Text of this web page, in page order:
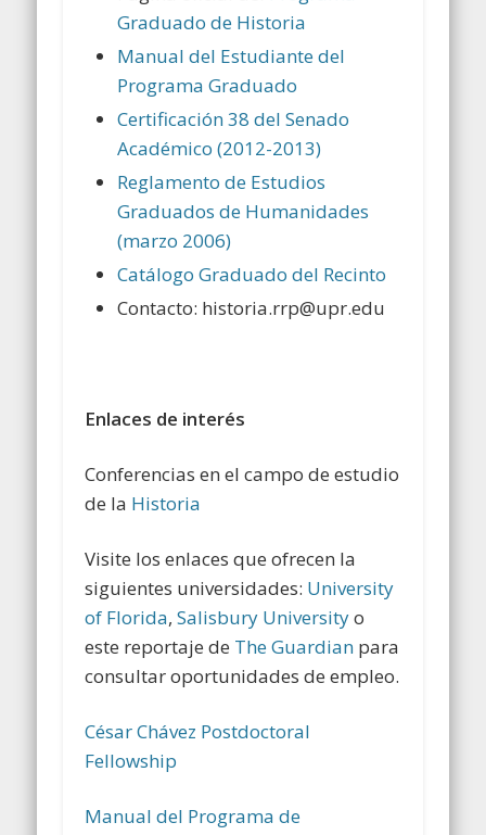
Graduado de Historia
Manual del Estudiante del
Programa Graduado
Certificación 38 del Senado
Académico (2012-2013)
Reglamento de Estudios
Graduados de Humanidades
(marzo 2006)
Catálogo Graduado del Recinto
Contacto: historia.rrp@upr.edu
Enlaces de interés
Conferencias en el campo de estudio
de la Historia
Visite los enlaces que ofrecen la
siguientes universidades: University
of Florida,Salisbury Universityo
este reportaje de The Guardian para
consultar oportunidades de empleo.
César Chávez Postdoctoral
Fellowship
Manual del Programa de